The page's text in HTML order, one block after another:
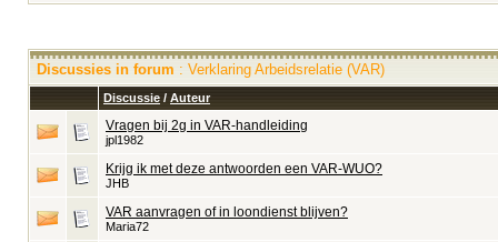
Discussies in forum : Verklaring Arbeidsrelatie (VAR)
Discussie / Auteur
Vragen bij 2g in VAR-handleiding
jpl1982
Krijg ik met deze antwoorden een VAR-WUO?
JHB
VAR aanvragen of in loondienst blijven?
Maria72